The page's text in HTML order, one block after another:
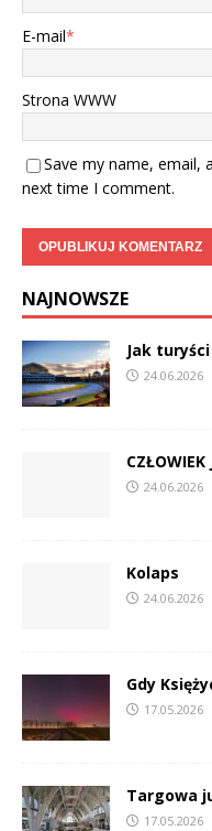
E-mail*
Strona WWW
Save my name, email,
next time I comment.
NAJNOWSZE
Jak
24.06.2026
CZŁOWIEK
24.06.2026
Kolaps
24.06.2026
Gdy
17.05.2026
Targowa
17.05.2026